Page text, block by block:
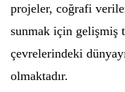
projeler, coğrafi
sunmak için gelişmiş
çevrelerindeki
olmaktadır.